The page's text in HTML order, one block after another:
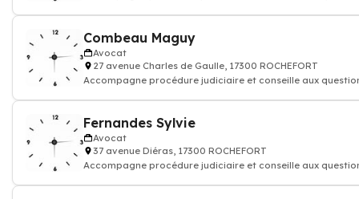
Combeau Maguy
Avocat
27 avenue Charles de Gaulle, 17300 ROCHEFORT
Accompagne procédure judiciaire et conseille aux
Fernandes Sylvie
Avocat
37 avenue Diéras, 17300 ROCHEFORT
Accompagne procédure judiciaire et conseille aux